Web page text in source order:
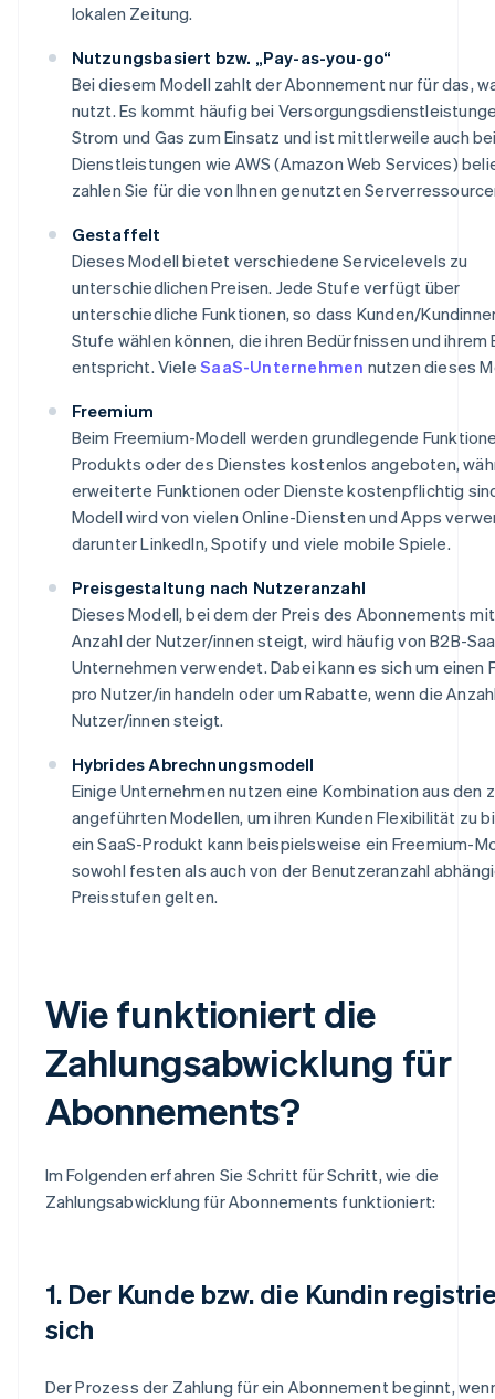
lokalen Zeitung.
Nutzungsbasiert bzw. „Pay-as-you-go“
Bei diesem Modell zahlt der Abonnement nur für das,
nutzt. Es kommt häufig bei
Strom und Gas zum Einsatz und ist mittlerweile auch
Dienstleistungen wie AWS (Amazon Web Services)
zahlen Sie für die von Ihnen genutzten
Gestaffelt
Dieses Modell bietet verschiedene Servicelevels zu
unterschiedlichen Preisen. Jede Stufe verfügt über
unterschiedliche Funktionen, so dass Kunden/
Stufe wählen können, die ihren Bedürfnissen und ihrem
entspricht. VieleSaaS-Unternehmen nutzen dieses
Freemium
Beim Freemium-Modell werden grundlegende
Produkts oder des Dienstes kostenlos angeboten,
erweiterte Funktionen oder Dienste kostenpflichtig
Modell wird von vielen Online-Diensten und Apps
darunter LinkedIn, Spotify und viele mobile Spiele.
Preisgestaltung nach Nutzeranzahl
Dieses Modell, bei dem der Preis des Abonnements
Anzahl der Nutzer/innen steigt, wird häufig von B2B-
Unternehmen verwendet. Dabei kann es sich um einen
pro Nutzer/in handeln oder um Rabatte, wenn die
Nutzer/innen steigt.
Hybrides Abrechnungsmodell
Einige Unternehmen nutzen eine Kombination aus den
angeführten Modellen, um ihren Kunden Flexibilität zu
ein SaaS-Produkt kann beispielsweise ein Freemium-
sowohl festen als auch von der Benutzeranzahl
Preisstufen gelten.
Wie funktioniert die
Zahlungsabwicklung für
Abonnements?
Im Folgenden erfahren Sie Schritt für Schritt, wie die
Zahlungsabwicklung für Abonnements funktioniert:
1. Der Kunde bzw. die Kundin
sich
Der Prozess der Zahlung für ein Abonnement beginnt,